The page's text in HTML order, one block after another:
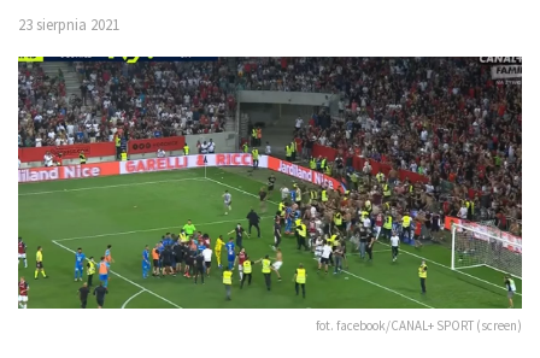
23 sierpnia 2021
fot. facebook/CANAL+ SPORT (screen)